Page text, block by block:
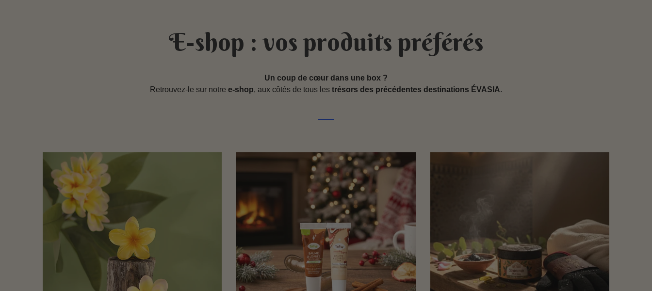
E-shop : vos produits préférés
Un coup de cœur dans une box ?
Retrouvez-le sur notre e-shop, aux côtés de tous les trésors des précédentes destinations ÉVASIA.